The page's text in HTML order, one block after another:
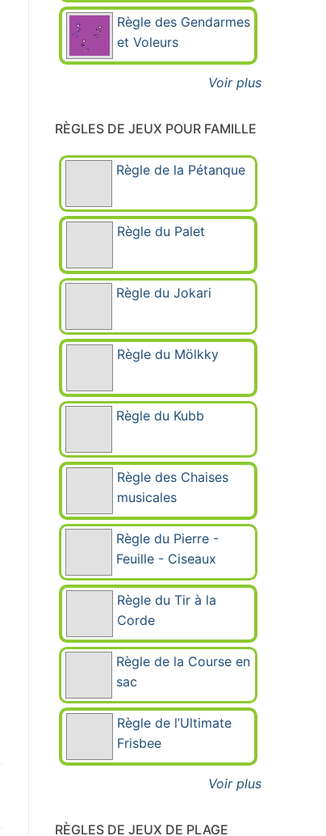
Règle des Gendarmes
et Voleurs
Voir plus
RÈGLES DE JEUX POUR FAMILLE
Règle de la Pétanque
Règle du Palet
Règle du Jokari
Règle du Mölkky
Règle du Kubb
Règle des Chaises
musicales
Règle du Pierre -
Feuille - Ciseaux
Règle du Tir à la
Corde
Règle de la Course en
sac
Règle de l’Ultimate
Frisbee
Voir plus
RÈGLES DE JEUX DE PLAGE